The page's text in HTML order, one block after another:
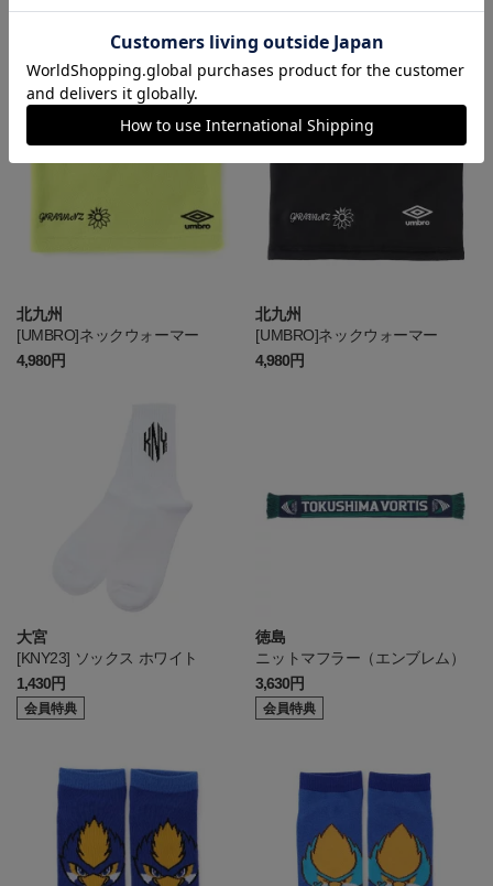
ニットグローブ
ニットグローブ
1,540円
北九州
[UMBRO]ネックウォーマー
4,980円
北九州
[UMBRO]ネックウォーマー
4,980円
大宮
[KNY23] ソックス ホワイト
1,430円
会員特典
徳島
ニットマフラー（エンブレム）
3,630円
会員特典